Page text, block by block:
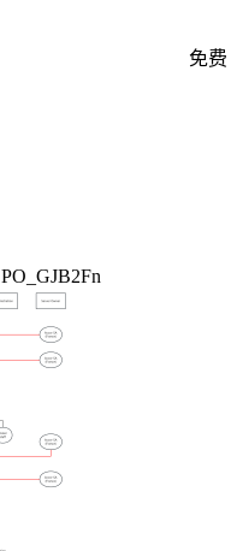
PO_GJB2Fn
免费